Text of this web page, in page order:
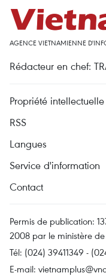
AGENCE VIETNAMIENNE
Rédacteur en chef:
Propriété intellectuelle
RSS
Langues
Service d'information
Contact
Permis de publication:
2008 par le ministère
Tél: (024) 39411349 -
E-mail: